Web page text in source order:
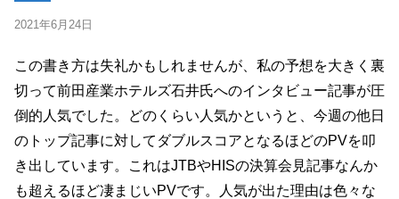
2021年6月24日
この書き方は失礼かもしれませんが、私の予想を大きく裏
切って前田産業ホテルズ石井氏へのインタビュー記事が圧
倒的人気でした。どのくらい人気かというと、今週の他日
のトップ記事に対してダブルスコアとなるほどのPVを叩
き出しています。これはJTBやHISの決算会見記事なんか
も超えるほど凄まじいPVです。人気が出た理由は色々な